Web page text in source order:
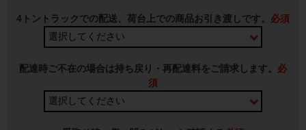
4トントラックでの配送、荷台上での商品お引き渡しです。 必須
配達時ご不在の場合は持ち戻り・再配達料をご請求します。 必
須